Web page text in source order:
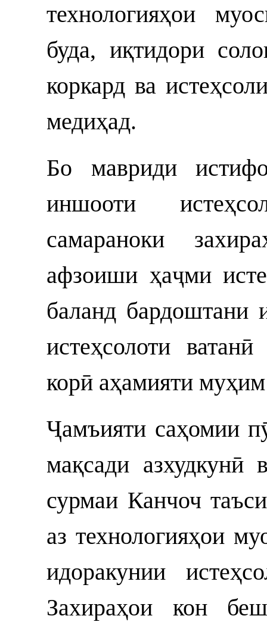
технологияҳои
буда, иқтидори
коркард ва
медиҳад.
Бо мавриди
иншооти
самараноки
афзоиши ҳаҷми
баланд бардоштани
истеҳсолоти
корӣ аҳамияти
Ҷамъияти саҳомии
мақсади азхудкунӣ
сурмаи Канчоч
аз технологияҳои
идоракунии
Захираҳои кон